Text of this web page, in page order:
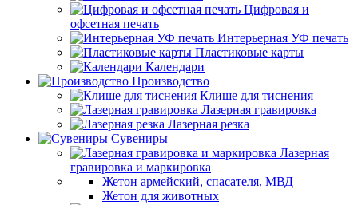
Цифровая и
офсетная печать
Интерьерная УФ печать
Пластиковые карты
Календари
Производство
Клише для тиснения
Лазерная гравировка
Лазерная резка
Сувениры
Лазерная
гравировка и маркировка
Жетон армейский, спасателя, МВД
Жетон для животных